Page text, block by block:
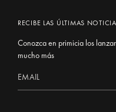
RECIBE LAS ÚLTIMAS
Conozca en primicia los
mucho más